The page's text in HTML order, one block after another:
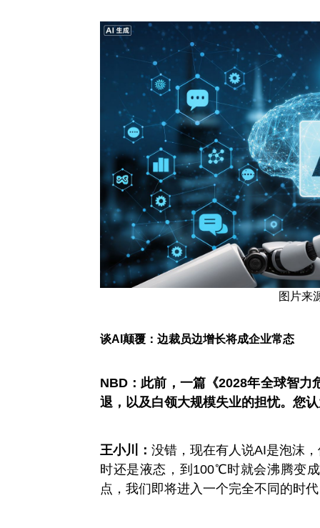
图片来
谈AI颠覆：边裁员边增长将成企业常态
NBD：此前，一篇《2028年全球智
退，以及白领大规模失业的担忧。您
王小川：没错，现在有人说AI是泡沫
时还是液态，到100℃时就会沸腾变
点，我们即将进入一个完全不同的时